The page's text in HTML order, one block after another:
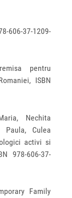
606-37-1209-
pentru
ISBN
Nechita
Paula, Culea
activi si
978-606-37-
Family